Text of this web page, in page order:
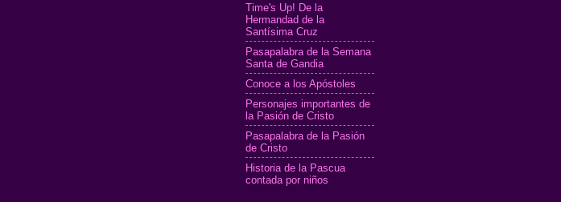
Time's Up! De la
Hermandad de la
Santísima Cruz
Pasapalabra de la Semana
Santa de Gandia
Conoce a los Apóstoles
Personajes importantes de
la Pasión de Cristo
Pasapalabra de la Pasión
de Cristo
Historia de la Pascua
contada por niños